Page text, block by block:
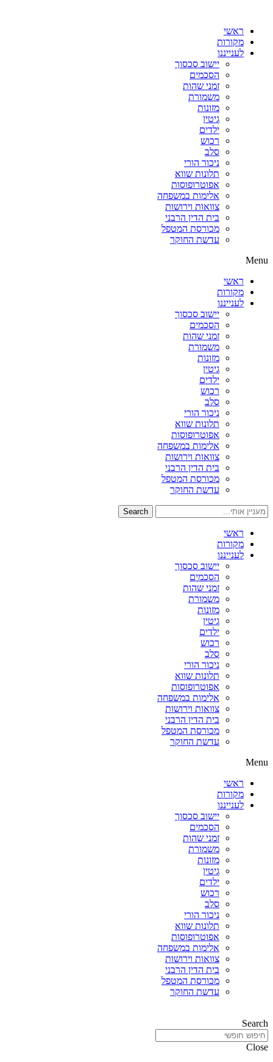
ראשי
מקורות
לענייננו
יישוב סכסוך
הסכמים
זמני שהות
משמורת
מזונות
גיטין
ילדים
רכוש
סלב
ניכור הורי
תלונות שווא
אפוטרופוסות
אלימות במשפחה
צוואות וירושות
בית הדין הרבני
מכורסת המטפל
עדשת החוקר
Menu
ראשי
מקורות
לענייננו
יישוב סכסוך
הסכמים
זמני שהות
משמורת
מזונות
גיטין
ילדים
רכוש
סלב
ניכור הורי
תלונות שווא
אפוטרופוסות
אלימות במשפחה
צוואות וירושות
בית הדין הרבני
מכורסת המטפל
עדשת החוקר
Search
ראשי
מקורות
לענייננו
יישוב סכסוך
הסכמים
זמני שהות
משמורת
מזונות
גיטין
ילדים
רכוש
סלב
ניכור הורי
תלונות שווא
אפוטרופוסות
אלימות במשפחה
צוואות וירושות
בית הדין הרבני
מכורסת המטפל
עדשת החוקר
Menu
ראשי
מקורות
לענייננו
יישוב סכסוך
הסכמים
זמני שהות
משמורת
מזונות
גיטין
ילדים
רכוש
סלב
ניכור הורי
תלונות שווא
אפוטרופוסות
אלימות במשפחה
צוואות וירושות
בית הדין הרבני
מכורסת המטפל
עדשת החוקר
Search
Close